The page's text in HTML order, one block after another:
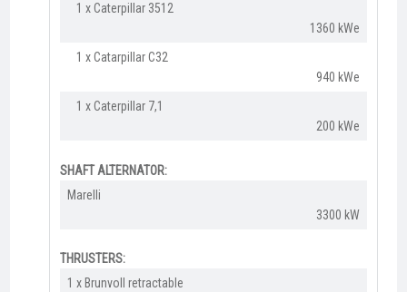
1 x Caterpillar 3512
1360 kWe
1 x Catarpillar C32
940 kWe
1 x Caterpillar 7,1
200 kWe
SHAFT ALTERNATOR:
Marelli​
3300 kW
THRUSTERS:
1 x Brunvoll retractable